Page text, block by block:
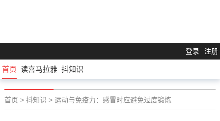
登录 注册
首页 读喜马拉雅 抖知识
首页 > 抖知识 > 运动与免疫力：感冒时应避免过度锻炼